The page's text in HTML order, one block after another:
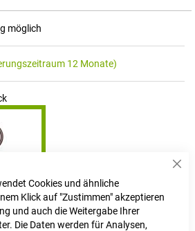
Cookies und ähnliche
Klick auf "Zustimmen" akzeptieren
und auch die Weitergabe Ihrer
Die Daten werden für Analysen,
möglich
12 Monate)